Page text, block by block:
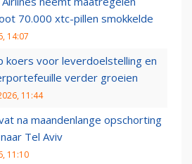
70.000 xtc-pillen smokkelde
14:07
koers voor leverdoelstelling en
verder groeien
11:44
na maandenlange opschorting
Tel Aviv
11:10